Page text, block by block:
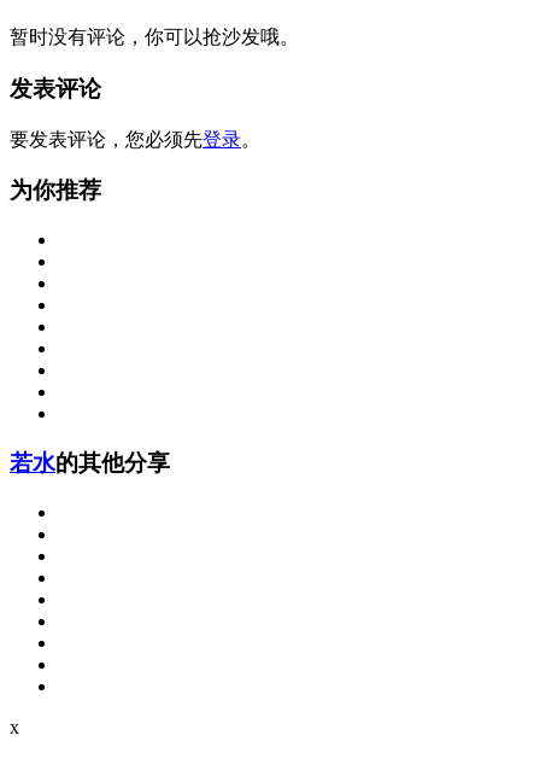
暂时没有评论，你可以抢沙发哦。
发表评论
要发表评论，您必须先登录。
为你推荐
若水的其他分享
x